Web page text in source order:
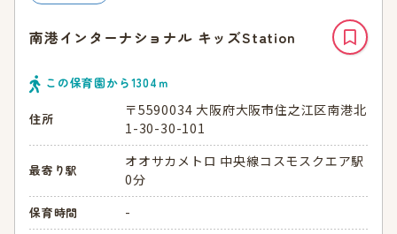
南港インターナショナル キッズStation
この保育園から1304 ｍ
住所
〒5590034 大阪府大阪市住之江区南港北
1-30-30-101
最寄り駅
オオサカメトロ 中央線コスモスクエア駅
0分
保育時間 -